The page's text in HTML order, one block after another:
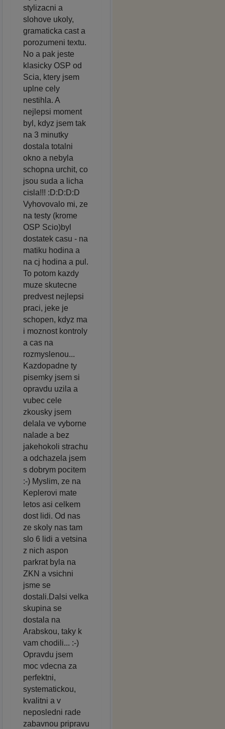
stylizacni a
slohove ukoly,
gramaticka cast a
porozumeni textu.
No a pak jeste
klasicky OSP od
Scia, ktery jsem
uplne cely
nestihla. A
nejlepsi moment
byl, kdyz jsem tak
na 3 minutky
dostala totalni
okno a nebyla
schopna urchit, co
jsou suda a licha
cisla!!! :D:D:D:D
Vyhovovalo mi, ze
na testy (krome
OSP Scio)byl
dostatek casu - na
matiku hodina a
na cj hodina a pul.
To potom kazdy
muze skutecne
predvest nejlepsi
praci, jeke je
schopen, kdyz ma
i moznost kontroly
a cas na
rozmyslenou...
Kazdopadne ty
pisemky jsem si
opravdu uzila a
vubec cele
zkousky jsem
delala ve vyborne
nalade a bez
jakehokoli strachu
a odchazela jsem
s dobrym pocitem
:-) Myslim, ze na
Keplerovi mate
letos asi celkem
dost lidi. Od nas
ze skoly nas tam
slo 6 lidi a vetsina
z nich aspon
parkrat byla na
ZKN a vsichni
jsme se
dostali.Dalsi velka
skupina se
dostala na
Arabskou, taky k
vam chodili... :-)
Opravdu jsem
moc vdecna za
perfektni,
systematickou,
kvalitni a v
neposledni rade
zabavnou pripravu